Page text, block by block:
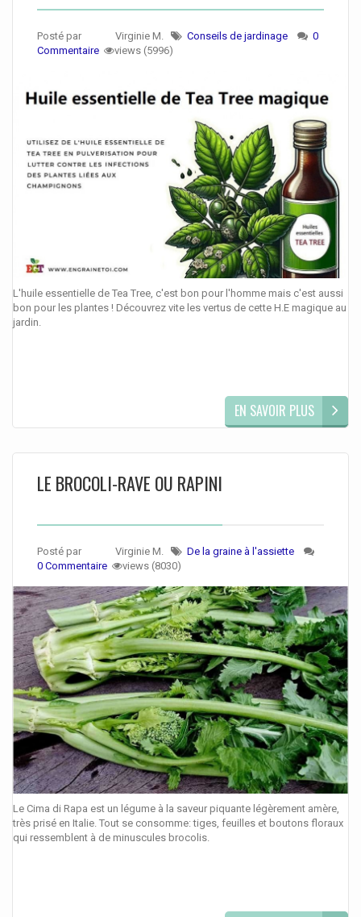
Posté par Virginie M. Conseils de jardinage
0
Commentaire
views (5996)
L'huile essentielle de Tea Tree, c'est bon pour l'homme mais c'est aussi
bon pour les plantes ! Découvrez vite les vertus de cette H.E magique au
jardin.
EN SAVOIR PLUS
LE BROCOLI-RAVE OU RAPINI
Posté par Virginie M.
De la graine à l'assiette
0 Commentaire
views (8030)
Le Cima di Rapa est un légume à la saveur piquante légèrement amère,
très prisé en Italie. Tout se consomme: tiges, feuilles et boutons floraux
qui ressemblent à de minuscules brocolis.